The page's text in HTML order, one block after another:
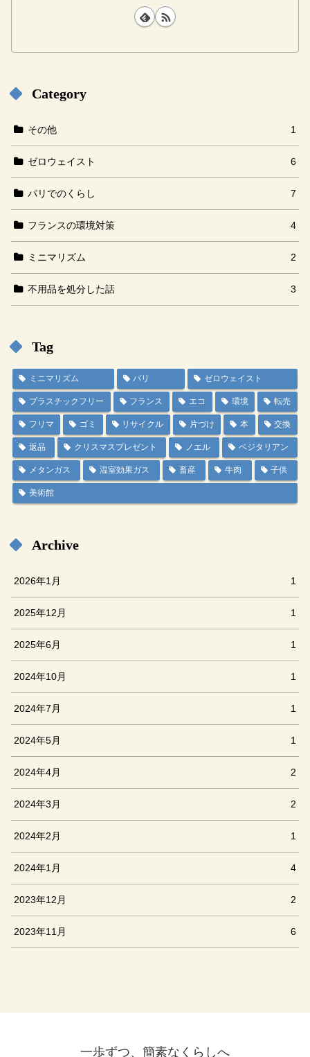
Category
その他 1
ゼロウェイスト 6
パリでのくらし 7
フランスの環境対策 4
ミニマリズム 2
不用品を処分した話 3
Tag
ミニマリズム パリ ゼロウェイスト
プラスチックフリー フランス エコ 環境 転売
フリマ ゴミ リサイクル 片づけ 本 交換
返品 クリスマスプレゼント ノエル ベジタリアン
メタンガス 温室効果ガス 畜産 牛肉 子供
美術館
Archive
2026年1月 1
2025年12月 1
2025年6月 1
2024年10月 1
2024年7月 1
2024年5月 1
2024年4月 2
2024年3月 2
2024年2月 1
2024年1月 4
2023年12月 2
2023年11月 6
一歩ずつ、簡素なくらしへ